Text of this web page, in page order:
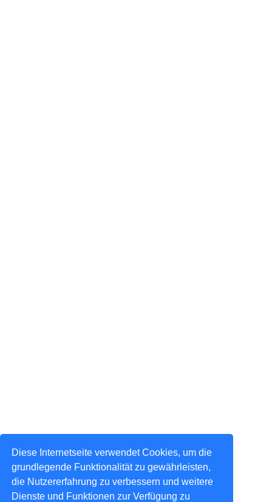
Diese Internetseite verwendet Cookies, um die
grundlegende Funktionalität zu gewährleisten,
die Nutzererfahrung zu verbessern und weitere
Dienste und Funktionen zur Verfügung zu